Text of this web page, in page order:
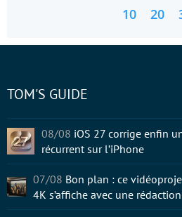
10 20
TOM'S GUIDE
08/08 iOS 27 corrige enfin
récurrent sur l’iPhone
07/08 Bon plan : ce
4K s’affiche avec une